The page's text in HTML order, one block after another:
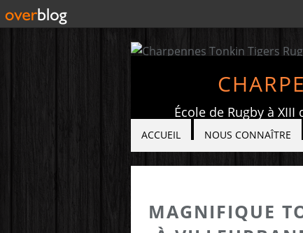
École de Rugby à
ACCUEIL NOUS CONNAÎTRE
MAGNIFIQUE